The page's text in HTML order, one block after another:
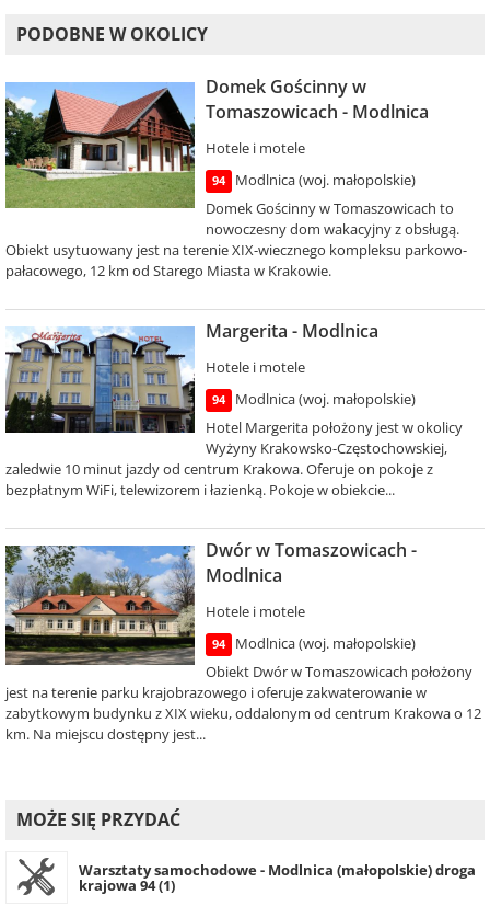
PODOBNE W OKOLICY
Domek Gościnny w
Tomaszowicach - Modlnica
Hotele i motele
94
Modlnica (woj. małopolskie)
Domek Gościnny w Tomaszowicach to
nowoczesny dom wakacyjny z obsługą.
Obiekt usytuowany jest na terenie XIX-wiecznego kompleksu parkowo-
pałacowego, 12 km od Starego Miasta w Krakowie.
Margerita - Modlnica
Hotele i motele
94
Modlnica (woj. małopolskie)
Hotel Margerita położony jest w okolicy
Wyżyny Krakowsko-Częstochowskiej,
zaledwie 10 minut jazdy od centrum Krakowa. Oferuje on pokoje z
bezpłatnym WiFi, telewizorem i łazienką. Pokoje w obiekcie...
Dwór w Tomaszowicach -
Modlnica
Hotele i motele
94
Modlnica (woj. małopolskie)
Obiekt Dwór w Tomaszowicach położony
jest na terenie parku krajobrazowego i oferuje zakwaterowanie w
zabytkowym budynku z XIX wieku, oddalonym od centrum Krakowa o 12
km. Na miejscu dostępny jest...
MOŻE SIĘ PRZYDAĆ
Warsztaty samochodowe - Modlnica (małopolskie) droga
krajowa 94 (1)